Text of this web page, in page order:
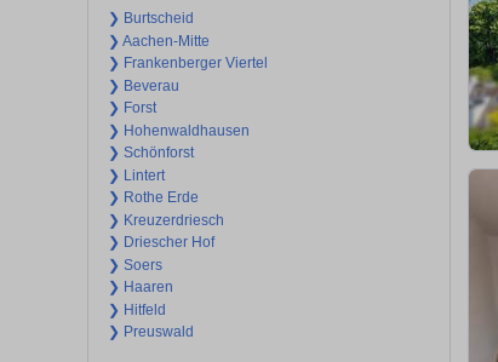
❯ Burtscheid
❯ Aachen-Mitte
❯ Frankenberger Viertel
❯ Beverau
❯ Forst
❯ Hohenwaldhausen
❯ Schönforst
❯ Lintert
❯ Rothe Erde
❯ Kreuzerdriesch
❯ Driescher Hof
❯ Soers
❯ Haaren
❯ Hitfeld
❯ Preuswald